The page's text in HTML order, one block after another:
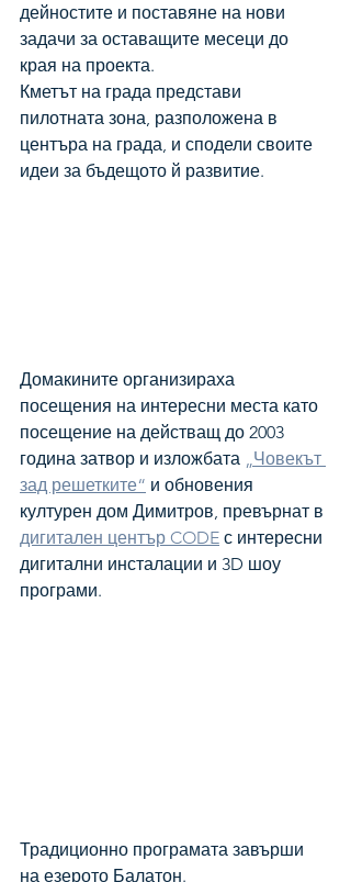
дейностите и поставяне на нови
задачи за оставащите месеци до
края на проекта.
Кметът на града представи
пилотната зона, разположена в
центъра на града, и сподели своите
идеи за бъдещото й развитие.
Домакините организираха
посещения на интересни места като
посещение на действащ до 2003
година затвор и изложбата
„Човекът
зад решетките“ и обновения
културен дом Димитров, превърнат в
дигитален център CODE с интересни
дигитални инсталации и 3D шоу
програми.
Традиционно програмата завърши
на езерото Балатон.